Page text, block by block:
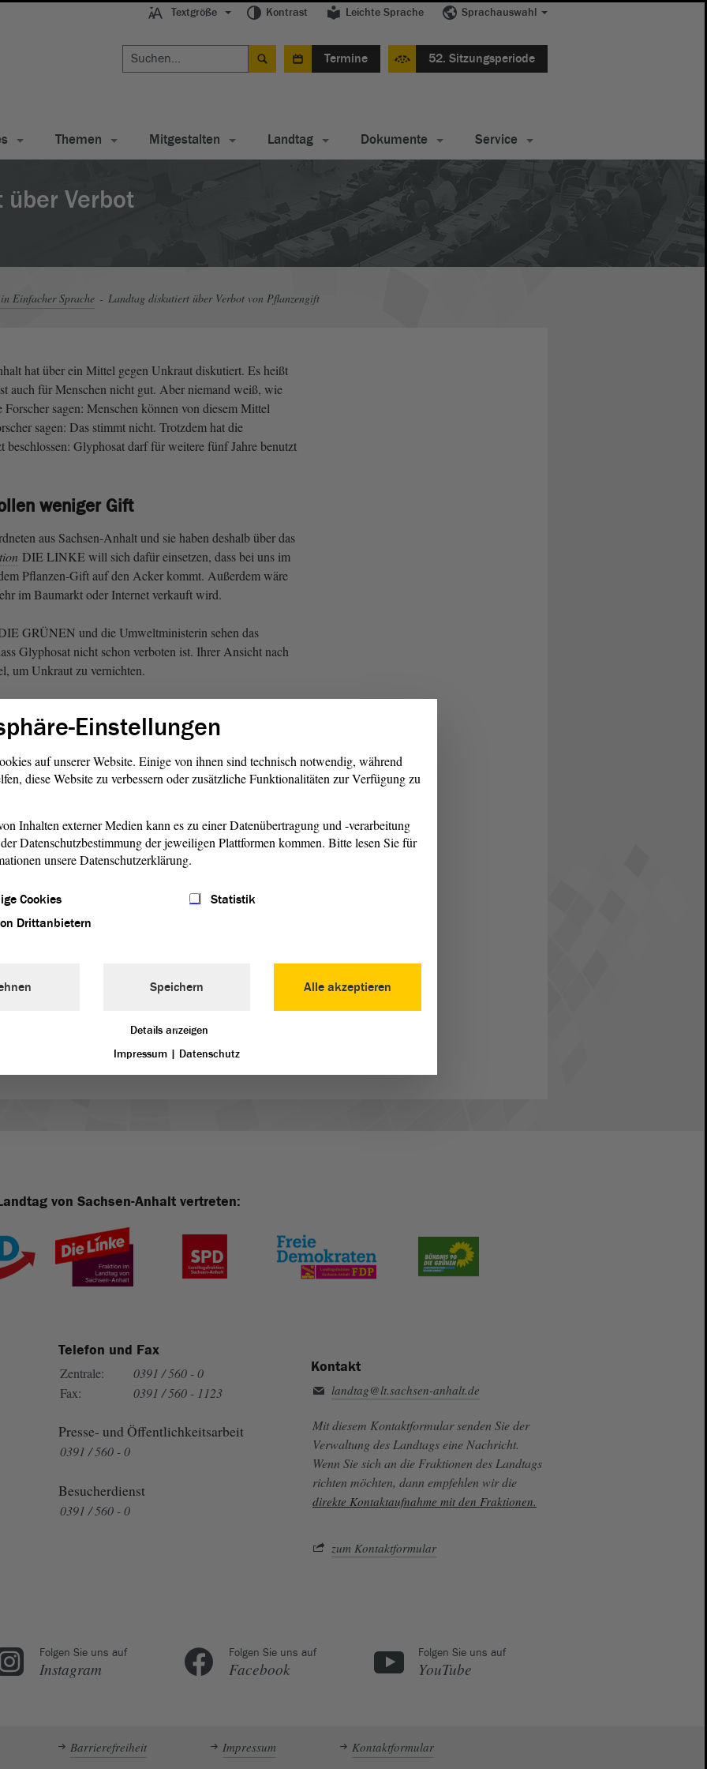
Textgröße Kontrast Leichte Sprache Sprachauswahl
Termine 52. Sitzungsperiode
Themen Mitgestalten Landtag Dokumente Service
Verbot
Einfacher Sprache Landtag diskutiert über Verbot von Pflanzengift
hat über ein Mittel gegen Unkraut diskutiert. Es heißt
auch für Menschen nicht gut. Aber niemand weiß, wie
sagen: Menschen können von diesem Mittel
sagen: Das stimmt nicht. Trotzdem hat die
beschlossen: Glyphosat darf für weitere fünf Jahre benutzt
weniger Gift
aus Sachsen-Anhalt und sie haben deshalb über das
DIE LINKE will sich dafür einsetzen, dass bei uns im
Pflanzen-Gift auf den Acker kommt. Außerdem wäre
im Baumarkt oder Internet verkauft wird.
GRÜNEN und die Umweltministerin sehen das
Glyphosat nicht schon verboten ist. Ihrer Ansicht nach
um Unkraut zu vernichten.
Ausstieg
Menschen wollen kein Glyphosat auf dem Acker und in
akzeptieren. Allerdings muss ein Ausstieg gut durchdacht
Nachteile für Bauern
etwas anders ein. Die CDU findet es gut, dass
ohne das Pflanzen-Gift haben die Bauern im Land
unklar, ob Glyphosat wirklich Krebs verursacht.
haben, wenn sie Glyphosat weglassen, betonte die
vor, dass die Fachausschüsse (Ernährung und Umwelt)
werde kann.
über das Thema zu beraten.
von Sachsen-Anhalt vertreten:
Telefon und Fax
Zentrale:
0391 / 560 - 0
Fax:
0391 / 560 - 1123
Presse- und Öffentlichkeitsarbeit
0391 / 560 - 0
Besucherdienst
0391 / 560 - 0
Kontakt
landtag@lt.sachsen-anhalt.de
Mit diesem Kontaktformular senden Sie der
Verwaltung des Landtags eine Nachricht.
Wenn Sie sich an die Fraktionen des Landtags
richten möchten, dann empfehlen wir die
direkte Kontaktaufnahme mit den Fraktionen.
zum Kontaktformular
Folgen Sie uns auf
Instagram
Folgen Sie uns auf
Facebook
Folgen Sie uns auf
YouTube
Barrierefreiheit Impressum Kontaktformular
Einstellungen
auf unserer Website. Einige von ihnen sind technisch notwendig, während
diese Website zu verbessern oder zusätzliche Funktionalitäten zur Verfügung zu
Inhalten externer Medien kann es zu einer Datenübertragung und -verarbeitung
Datenschutzbestimmung der jeweiligen Plattformen kommen. Bitte lesen Sie für
unsere Datenschutzerklärung.
Cookies
Statistik
Drittanbietern
Alle akzeptieren
Speichern
Details anzeigen
Impressum | Datenschutz